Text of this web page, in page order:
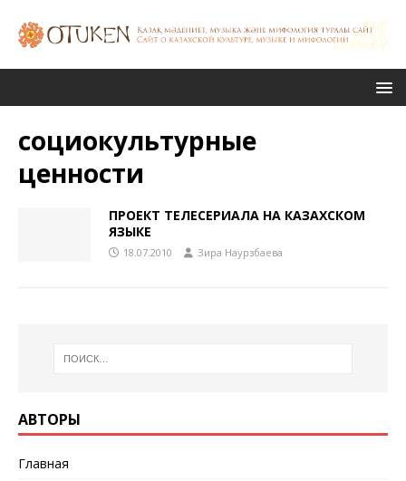
социокультурные
ценности
ПРОЕКТ ТЕЛЕСЕРИАЛА НА КАЗАХСКОМ
ЯЗЫКЕ
18.07.2010 Зира Наурзбаева
АВТОРЫ
Главная